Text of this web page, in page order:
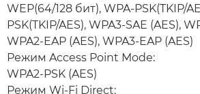
WEP(64/128 бит), WPA-PSK(TKIP/
PSK(TKIP/AES), WPA3-SAE (AES),
WPA2-EAP (AES), WPA3-EAP (AES)
Режим Access Point Mode:
WPA2-PSK (AES)
Режим Wi-Fi Direct: